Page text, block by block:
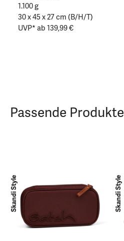
1.100 g
30 x 45 x 27 cm (B/H/T)
UVP* ab 139,99 €
Passende Produkte
Skandi Style Skandi Style